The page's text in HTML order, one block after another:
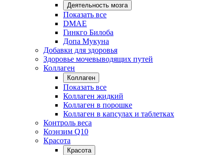
Деятельность мозга
Показать все
DMAE
Гинкго Билоба
Допа Мукуна
Добавки для здоровья
Здоровье мочевыводящих путей
Коллаген
Коллаген
Показать все
Коллаген жидкий
Коллаген в порошке
Коллаген в капсулах и таблетках
Контроль веса
Коэнзим Q10
Красота
Красота